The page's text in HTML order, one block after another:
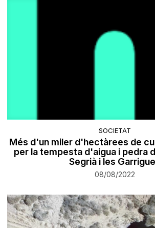
SOCIETAT
Més d'un miler d'hectàrees de
per la tempesta d'aigua i pedra
Segrià i les
08/08/2022